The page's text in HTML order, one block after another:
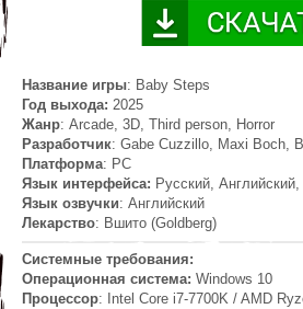
Название игры: Baby Steps
Год выхода: 2025
Жанр: Arcade, 3D, Third person, Horror
Разработчик: Gabe Cuzzillo, Maxi Boch,
Платформа: PC
Язык интерфейса: Русский,
Язык озвучки: Английский
Лекарство: Вшито (Goldberg)
Системные требования:
Операционная система: Windows 10
Процессор: Intel Core i7-7700K / AMD